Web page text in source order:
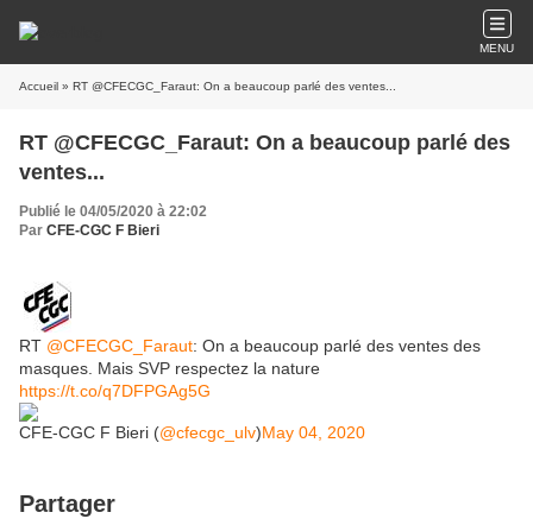
MENU
Accueil » RT @CFECGC_Faraut: On a beaucoup parlé des ventes...
RT @CFECGC_Faraut: On a beaucoup parlé des
ventes...
Publié le 04/05/2020 à 22:02
Par CFE-CGC F Bieri
RT @CFECGC_Faraut: On a beaucoup parlé des ventes des
masques. Mais SVP respectez la nature
https://t.co/q7DFPGAg5G
CFE-CGC F Bieri (@cfecgc_ulv)May 04, 2020
Partager